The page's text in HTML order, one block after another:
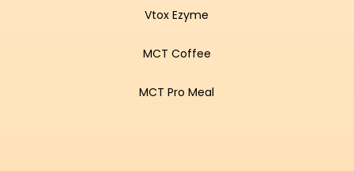
Vtox Ezyme
MCT Coffee
MCT Pro Meal